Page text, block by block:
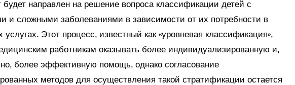
будет направлен на решение вопроса классификации детей с
и сложными заболеваниями в зависимости от их потребности в
услугах. Этот процесс, известный как «уровневая классификация»,
работникам оказывать более индивидуализированную и,
более эффективную помощь, однако согласование
методов для осуществления такой стратификации остается